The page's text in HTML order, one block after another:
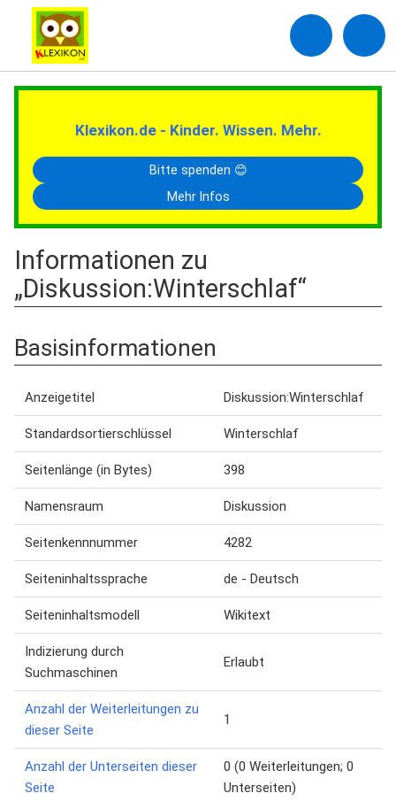
Klexikon.de - Kinder. Wissen. Mehr.
Bitte spenden 😊
Mehr Infos
Informationen zu
„Diskussion:Winterschlaf“
Basisinformationen
Anzeigetitel Diskussion:Winterschlaf
Standardsortierschlüssel Winterschlaf
Seitenlänge (in Bytes) 398
Namensraum Diskussion
Seitenkennnummer 4282
Seiteninhaltssprache de - Deutsch
Seiteninhaltsmodell Wikitext
Indizierung durch
Suchmaschinen
Erlaubt
Anzahl der Weiterleitungen zu
dieser Seite
1
Anzahl der Unterseiten dieser
Seite
0 (0 Weiterleitungen; 0
Unterseiten)